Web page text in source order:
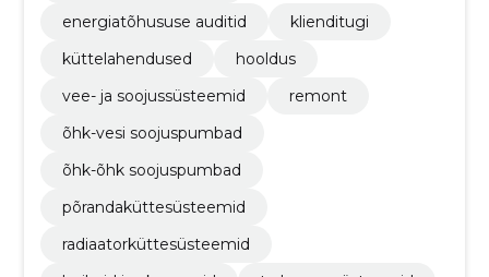
energiatõhususe auditid
klienditugi
küttelahendused
hooldus
vee- ja soojussüsteemid
remont
õhk-vesi soojuspumbad
õhk-õhk soojuspumbad
põrandaküttesüsteemid
radiaatorküttesüsteemid